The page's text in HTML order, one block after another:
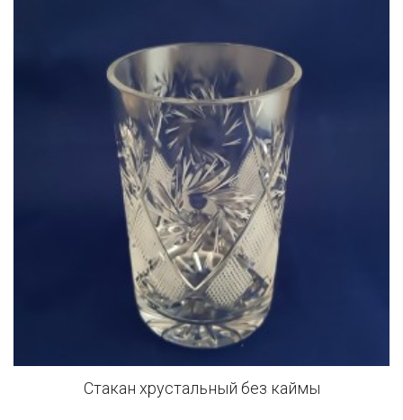
Стакан хрустальный без каймы